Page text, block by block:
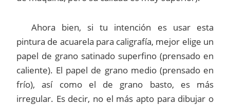
Ahora bien, si tu intención es usar esta
pintura de acuarela para caligrafía, mejor elige un
papel de grano satinado superfino (prensado en
caliente). El papel de grano medio (prensado en
frío), así como el de grano basto, es más
irregular. Es decir, no el más apto para dibujar o